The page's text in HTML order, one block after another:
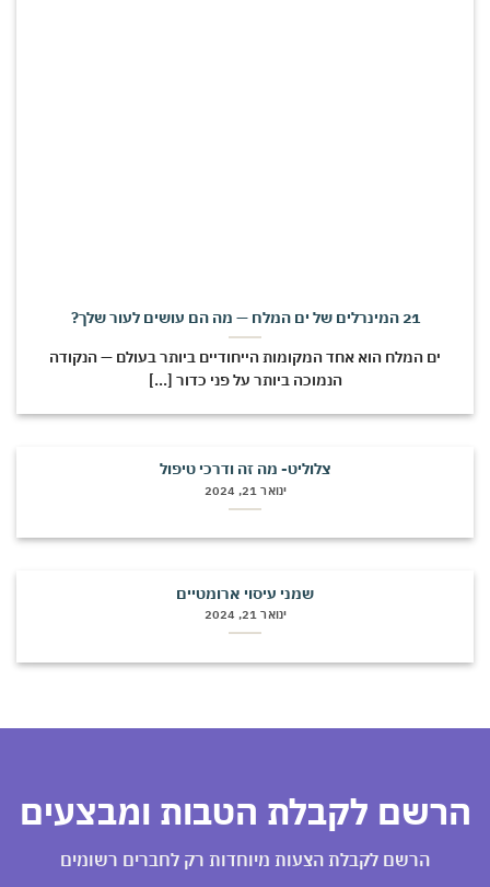
ים המלח הוא אחד המקומות הייחודיים ביותר בעולם — הנקודה
הנמוכה ביותר על פני כדור [...]
צלוליט- מה זה ודרכי טיפול
שמני עיסוי ארומטיים
לקבלת הטבות ומבצעים
הרשם לקבלת הצעות מיוחדות רק לחברים רשומים